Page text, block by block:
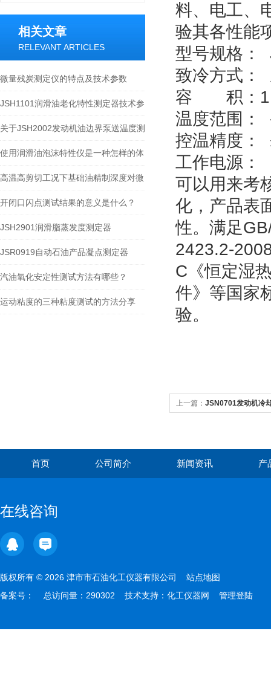
相关文章
RELEVANT ARTICLES
微量残炭测定仪的特点及技术参数
JSH1101润滑油老化特性测定器技术参
数
关于JSH2002发动机油边界泵送温度测
定器的详细说明
使用润滑油泡沫特性仪是一种怎样的体
验？
高温高剪切工况下基础油精制深度对微
量残炭形成的影响
开闭口闪点测试结果的意义是什么？
JSH2901润滑脂蒸发度测定器
JSR0919自动石油产品凝点测定器
汽油氧化安定性测试方法有哪些？
运动粘度的三种粘度测试的方法分享
料、电工、
验其各性能
型号规格：
致冷方式：
容 积：
温度范围：
控温精度：
工作电源：
可以用来考
化，产品表
性。 满足
2423.2-
C《恒定湿
件》等国家
验。
上一篇： JSN0701发动机冷
首页 公司简介 新闻资讯 产
在线咨询
版权所有 © 2026 津市市石油化工仪器有限公司 站点地图
备案号：
总访问量：290302 技术支持： 化工仪器网 管理登陆